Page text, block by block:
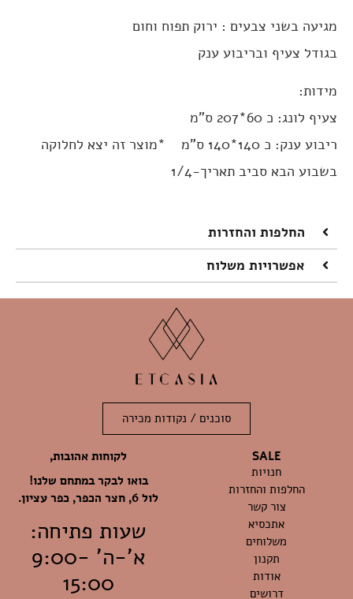
מגיעה בשני צבעים : ירוק תפוח וחום
בגודל צעיף ובריבוע ענק
מידות:
צעיף לונג: כ 60*207 ס"מ
ריבוע ענק: כ 140*140 ס"מ *מוצר זה יצא לחלוקה
בשבוע הבא סביב תאריך-1/4
החלפות והחזרות
אפשרויות משלוח
סוכנים / נקודות מכירה
SALE
חנויות
החלפות והחזרות
צור קשר
אתכסיא
משלוחים
תקנון
אודות
דרושים
לקוחות אהובות,
בואו לבקר במתחם שלנו!
לול 6, חצר הכפר, כפר עציון.
שעות פתיחה:
א'-ה' 9:00-
15:00